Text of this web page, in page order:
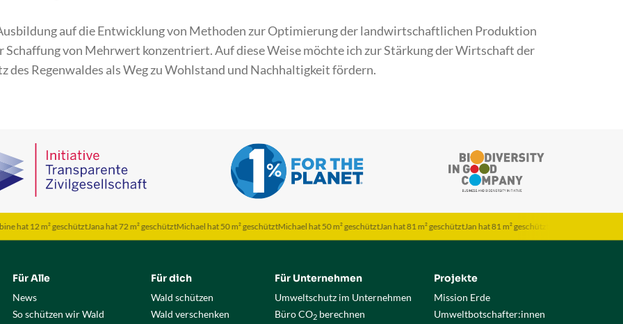
auf die Entwicklung von Methoden zur Optimierung der landwirtschaftlichen Produktion
von Mehrwert konzentriert. Auf diese Weise möchte ich zur Stärkung der Wirtschaft der
des Regenwaldes als Weg zu Wohlstand und Nachhaltigkeit fördern.
12 m² geschütztJana hat 72 m² geschütztMichael hat 50 m² geschütztMichael hat 50 m² geschütztJan hat 81 m² geschütztJan hat 81 m² geschütztJona hat 120 m² geschützt
Für Alle
News
So schützen wir Wald
Für dich
Wald schützen
Wald verschenken
Für Unternehmen
Umweltschutz im Unternehmen
Büro CO2 berechnen
Projekte
Mission Erde
Umweltbotschafter:innen